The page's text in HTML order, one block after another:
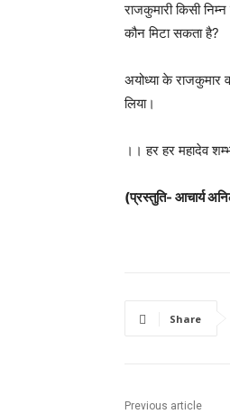
राजकुमारी किसी
कौन मिटा सकता है?
अयोध्या के
लिया।
।। हर हर महादेव
(प्रस्तुति- आचार्य
Share
Previous article